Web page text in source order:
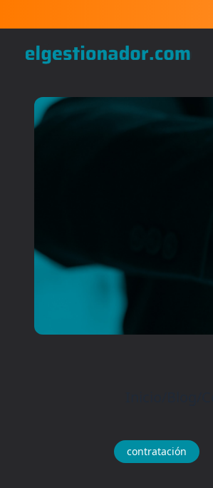
contratación